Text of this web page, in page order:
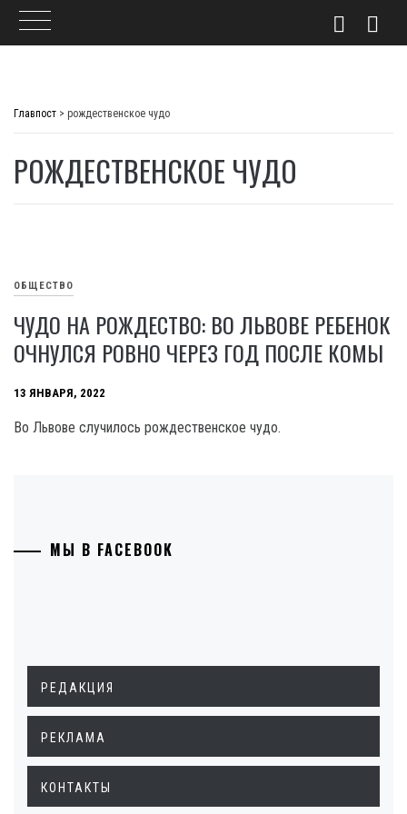
Главпост > рождественское чудо
РОЖДЕСТВЕНСКОЕ ЧУДО
ОБЩЕСТВО
ЧУДО НА РОЖДЕСТВО: ВО ЛЬВОВЕ РЕБЕНОК
ОЧНУЛСЯ РОВНО ЧЕРЕЗ ГОД ПОСЛЕ КОМЫ
13 ЯНВАРЯ, 2022
Во Львове случилось рождественское чудо.
МЫ В FACEBOOK
РЕДАКЦИЯ
РЕКЛАМА
КОНТАКТЫ